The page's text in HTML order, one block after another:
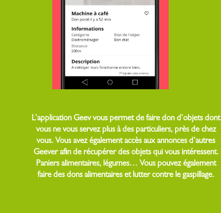
L’application Geev vous permet de faire don d’objets dont
vous ne vous servez plus à des particuliers, près de chez
vous. Vous avez également accès aux annonces d’autres
Geever afin de récupérer des objets qui vous intéressent.
Paniers alimentaires, légumes… Vous pouvez également
faire des dons alimentaires et lutter contre le gaspillage.